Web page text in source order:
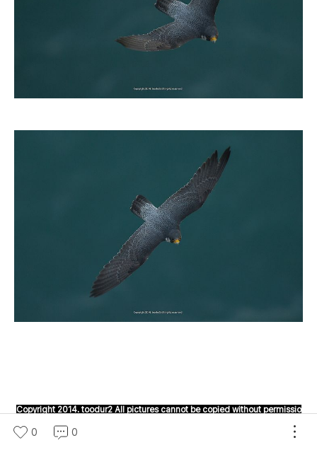
Copyright 2014. toodur2 All pictures cannot be copied without permissio
0 0